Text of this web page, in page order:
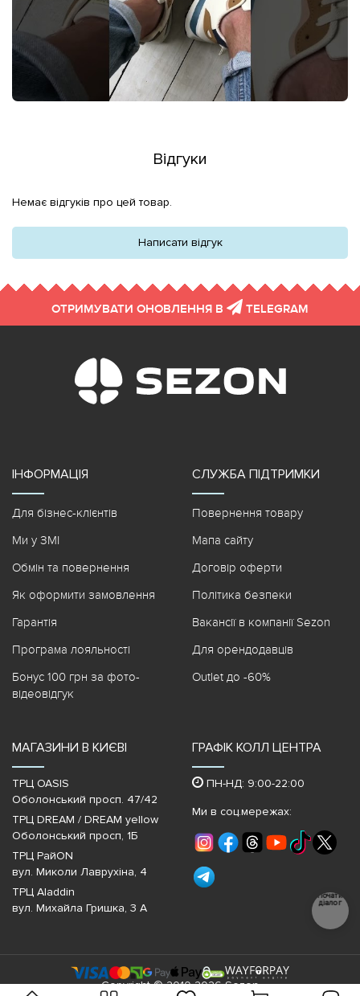
Відгуки
Немає відгуків про цей товар.
Написати відгук
ОТРИМУВАТИ ОНОВЛЕННЯ В TELEGRAM
ІНФОРМАЦІЯ
Для бізнес-клієнтів
Ми у ЗМІ
Обмін та повернення
Як оформити замовлення
Гарантія
Програма лояльності
Бонус 100 грн за фото-
відеовідгук
СЛУЖБА ПІДТРИМКИ
Повернення товару
Мапа сайту
Договір оферти
Політика безпеки
Вакансії в компанії Sezon
Для орендодавців
Outlet до -60%
МАГАЗИНИ В КИЄВІ
ТРЦ OASIS
Оболонський просп. 47/42
ТРЦ DREAM / DREAM yellow
Оболонський просп, 1Б
ТРЦ РайON
вул. Миколи Лаврухіна, 4
ТРЦ Aladdin
вул. Михайла Гришка, 3 А
ГРАФІК КОЛЛ ЦЕНТРА
ПН-НД: 9:00-22:00
Ми в соц.мережах:
Copyright © 2010-2026 Sezon
Почати
діалог